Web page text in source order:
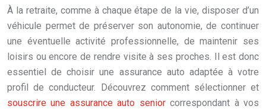
À la retraite, comme à chaque étape de la vie, disposer d’un
véhicule permet de préserver son autonomie, de continuer
une éventuelle activité professionnelle, de maintenir ses
loisirs ou encore de rendre visite à ses proches. Il est donc
essentiel de choisir une assurance auto adaptée à votre
profil de conducteur. Découvrez comment sélectionner et
souscrire une assurance auto seniorcorrespondant à vos